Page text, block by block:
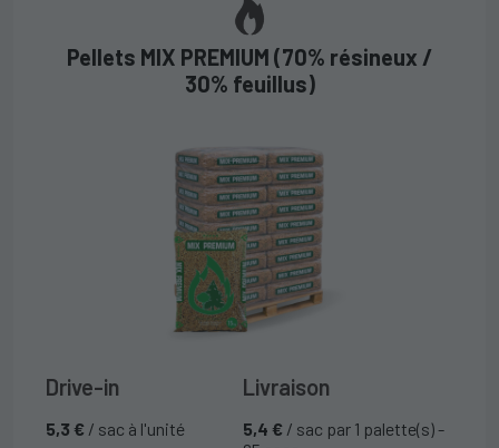
Pellets MIX PREMIUM (70% résineux /
30% feuillus)
Drive-in
5,3 € / sac à l'unité
Livraison
5,4 € / sac par 1 palette(s) -